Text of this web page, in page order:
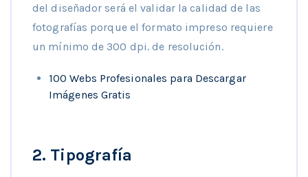
del diseñador será el validar la calidad de las
fotografías porque el formato impreso requiere
un mínimo de 300 dpi. de resolución.
100 Webs Profesionales para Descargar
Imágenes Gratis
2. Tipografía